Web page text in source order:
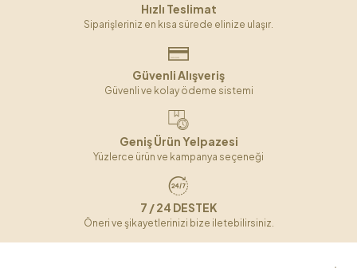
Hızlı Teslimat
Siparişleriniz en kısa sürede elinize ulaşır.
Güvenli Alışveriş
Güvenli ve kolay ödeme sistemi
Geniş Ürün Yelpazesi
Yüzlerce ürün ve kampanya seçeneği
7 / 24 DESTEK
Öneri ve şikayetlerinizi bize iletebilirsiniz.